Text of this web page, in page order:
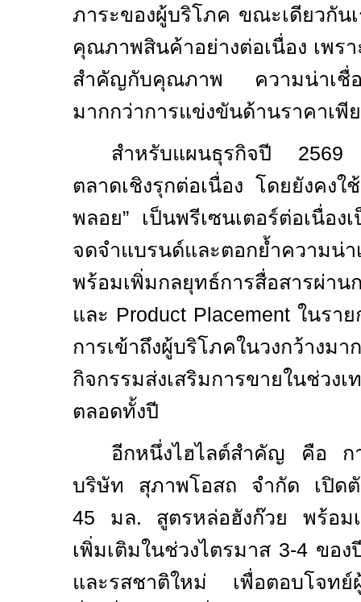
ภาระของผู้บริโภค ขณะเดียวกัน
คุณภาพสินค้าอย่างต่อเนื่อง เพร
สำคัญกับคุณภาพ ความน่าเชื่
มากกว่าการแข่งขันด้านราคาเพีย
สำหรับแผนธุรกิจปี 2569
ตลาดเชิงรุกต่อเนื่อง โดยยังคง
พลอย” เป็นพรีเซนเตอร์ต่อเนื่อ
จดจำแบรนด์และตอกย้ำความน่
พร้อมเพิ่มกลยุทธ์การสื่อสารผ่าน
และ Product Placement ในรา
การเข้าถึงผู้บริโภคในวงกว้าง
กิจกรรมส่งเสริมการขายในช่
ตลอดทั้งปี
อีกหนึ่งไฮไลต์สำคัญ คือ
บริษัท สุภาพโอสถ จำกัด เปิด
45 มล. สูตรหล่อฮังก๊วย พร้อม
เพิ่มเติมในช่วงไตรมาส 3-4 ขอ
และรสชาติใหม่ เพื่อตอบโจทย์